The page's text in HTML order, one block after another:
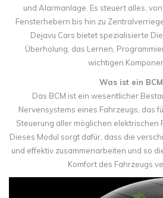
und Alarmanlage. Es steuert alles,
Fensterhebern bis hin zu
Dejavu Cars bietet spezialisierte
Überholung, das Lernen,
wichtigen
Was ist ein
Das BCM ist ein wesentlicher
Nervensystems eines Fahrzeugs, das
Steuerung aller möglichen elektrischen
Dieses Modul sorgt dafür, dass die
und effektiv zusammenarbeiten und so
Komfort des Fahrzeugs